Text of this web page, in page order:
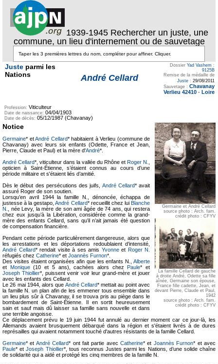
1939-1945 Rechercher un juste, une
commune, un lieu d'internement ou de sauvetage
Juste parmi les
Nations
André Cellard
Dossier Yad Vashem :
9125B
Remise de la médaille de
Juste : 29/08/2011
Sauvetage : Chavanay
Verlieu 42410 - Loire
Profession: Viticulteur
Date de naissance: 04/04/1903
Date de décès: 05/12/1987 (Chavanay)
Germaine et André Cellard
source photo : Arch. fam.
crédit photo : CFYV
La famille Cellard de gauche
à droite André, Odette sa fille
aînée, Germaine son épouse,
France fille cadette, Jean, et
devant Pierre, Claude et Paul,
1942
source photo : Arch. fam.
crédit photo : CFYV
Notice
Germaine* etAndré Cellard* habitaient à Verlieu (commune de
Chavanay) avec leurs six enfants (Odette, France et Jean,
Pierre, Claude et Paul) et la mère d'André*.
André Cellard*, viticulteur dans la vallée du Rhône et Roger N.
opticien à Saint-Étienne, s’étaient connus au cours d’une
période militaire et s'étaient liés d’amitié.
Dès le début des persécutions des juifs, André Cellard* avait
assuré Roger de son soutien.
Lorsqu’en avril 1944 la famille N., dénoncée, échappa de
justesse à la gestapo,André Cellard* recueillit chez luiBlanche
N.
, née Levy, la mère de son ami âgée de 74 ans, qui restera
chez eux jusqu’à la Libération, considérée comme la grand-
mère des enfants Cellard, sans qu’il n’ait jamais été question
de compensation financière.
Pendant cette période particulièrement dangereuse, alors que
les arrestations et les déportations redoublaient d’intensité,
André Cellard* rendait visite à ses amis Yvonneet Roger N.
réfugiés chez Catherine* et Joannès Furnon*.
Des visites étaient organisées afin que les enfants N., Alberte
et Monique(10 et 5 ans), cachées alors chezPaule* et
Joseph Thiollier*, puissent venir voir leur grand-mère et jouer
avec les enfants des Cellard.
Le 26 mai 1944, alors que André Cellard* mettait au point avec
la famille N. un plan afin de les emmener tous ensemble dans
un lieu plus sûr à Chavanay, il se trouva pris au piège dans le
bombardement de Saint-Étienne. Il en sortit heureusement
sain et sauf mais dû laisser sa famille sans nouvelle et dans
une terrible angoisse.
Ce déplacement prévu le 19 juin 1944 fut annulé au dernier moment car ce jour-là, les
Allemands avaient brusquement débarqué dans la région et s'étaient livrés à de dures
représailles qui avaient notamment touché d'autres résistants de la famille Cellard.
Germaine* et André Cellard* ont fait partie avecCatherine* et Joannès Furnon* et avec
Paule* etJoseph Thiollier*, tous reconnus Justes parmi les Nations, d’une solide chaîne
de solidarité qui a aidé et protégé les cinq membres de la famille N.